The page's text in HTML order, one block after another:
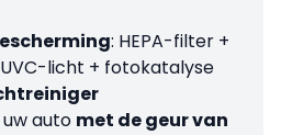
: HEPA-filter +
licht + fotokatalyse
auto met de geur van